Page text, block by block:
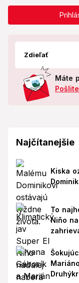
Zdieľať
Máte
Najčítanejšie
Kiska
To
Niño